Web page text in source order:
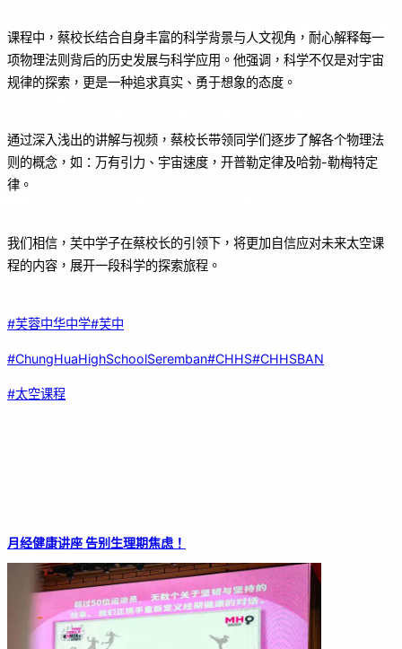
课程中，蔡校长结合自身丰富的科学背景与人文视角，耐心解释每一
项物理法则背后的历史发展与科学应用。他强调，科学不仅是对宇宙
规律的探索，更是一种追求真实、勇于想象的态度。
通过深入浅出的讲解与视频，蔡校长带领同学们逐步了解各个物理法
则的概念，如：万有引力、宇宙速度，开普勒定律及哈勃-勒梅特定
律。
我们相信，芙中学子在蔡校长的引领下，将更加自信应对未来太空课
程的内容，展开一段科学的探索旅程。
#芙蓉中华中学#芙中
#ChungHuaHighSchoolSeremban#CHHS#CHHSBAN
#太空课程
月经健康讲座 告别生理期焦虑！